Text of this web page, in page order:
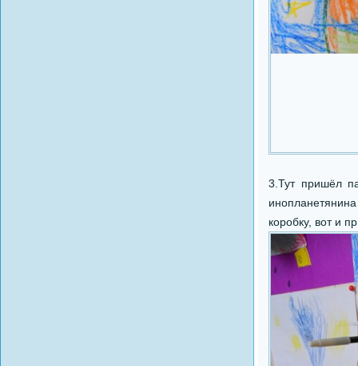
3.Тут пришёл
коробку, вот и